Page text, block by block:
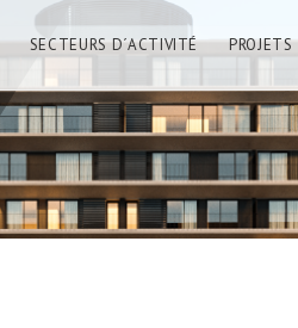
SECTEURS D´ACTIVITÉ PROJETS